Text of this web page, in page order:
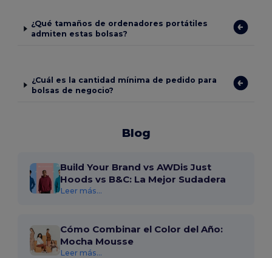
¿Qué tamaños de ordenadores portátiles
admiten estas bolsas?
¿Cuál es la cantidad mínima de pedido para
bolsas de negocio?
Blog
Build Your Brand vs AWDis Just
Hoods vs B&C: La Mejor Sudadera
Leer más...
Cómo Combinar el Color del Año:
Mocha Mousse
Leer más...